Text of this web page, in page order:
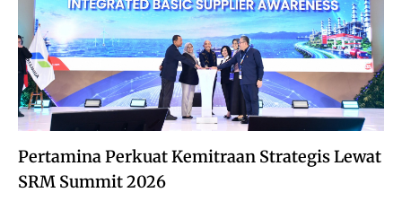
Pertamina Perkuat Kemitraan Strategis Lewat
SRM Summit 2026